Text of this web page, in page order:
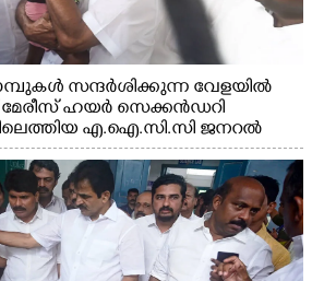
സന്ദർശിക്കുന്ന വേളയിൽ
മേരീസ് ഹയർ സെക്കൻഡറി
എ.ഐ.സി.സി ജനറൽ
വേണുഗോപാൽ എം.പി കുരുന്നിനെ
സഹകരണ-എക്സൈസ്
കൃഷിവകുപ്പ് മന്ത്രി ടി. സിദ്ദിഖ്,
എം. എൽ. എ എന്നിവർ സമീപം